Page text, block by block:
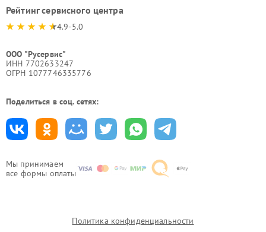
Мы принимаем
все формы оплаты
Рейтинг сервисного центра
4.9-5.0
ООО "Русервис"
ИНН 7702633247
ОГРН 1077746335776
Поделиться в соц. сетях:
Политика конфиденциальности